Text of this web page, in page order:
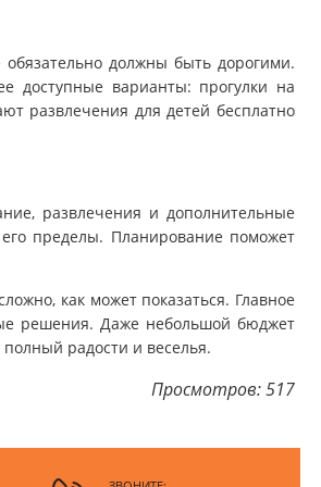
должны быть дорогими.
доступные варианты: прогулки на
развлечения для детей бесплатно
развлечения и дополнительные
пределы. Планирование поможет
как может показаться. Главное
решения. Даже небольшой бюджет
радости и веселья.
Просмотров: 517